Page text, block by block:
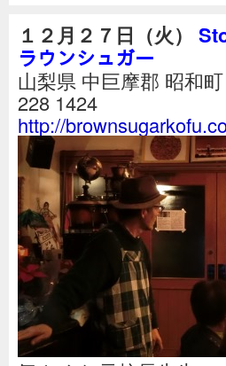
１２月２７日（火）
ラウンシュガー
山梨県 中巨摩郡 昭和
228 1424
http://